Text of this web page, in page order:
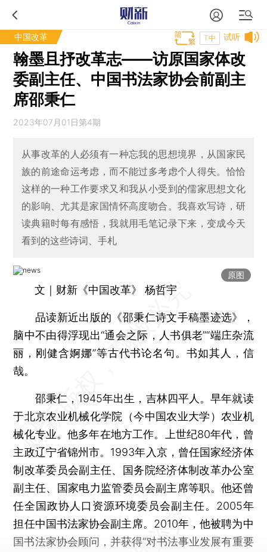
中国改革 试听
T中
翰墨且抒改革志——访原国家体改
委副主任、中国书法家协会前副主
席邵秉仁
2023年07月01日第4期
从事改革的人必须有一种忘我的思想境界，从国家民
族的前途命运考虑，而不能过多考虑个人得失。恰恰
这样的一种工作要求又和我从小受到的儒家思想文化
的影响、尤其是家国情怀高度吻合。我喜欢写诗，研
读典籍时每有感悟，我就用毛笔记录下来，变成今天
看到的这些诗词、手札
原图
文｜财新《中国改革》 杨哲宇
品读新近出版的《邵秉仁诗文手稿墨迹选》，
脑中不由得浮现出“通会之际，人书俱老”“端庄杂流
丽，刚健含婀娜”等古代书论名句。书如其人，信
哉。
邵秉仁，1945年出生，吉林四平人。早年就读
于北京农业机械化学院（今中国农业大学）农业机
械化专业。他多年在地方工作。上世纪80年代，曾
主政辽宁省锦州市。1993年入京，曾任国家经济体
制改革委员会副主任、国务院经济体制改革办公室
副主任、国家电力监管委员会副主席等职。他还曾
任全国政协人口资源环境委员会副主任。2005年
担任中国书法家协会副主席。2010年，他被聘为中
国书法家协会顾问，并获得“对书法事业发展有重要